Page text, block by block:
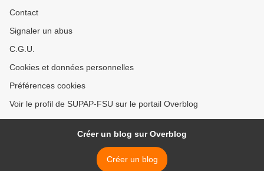
Contact
Signaler un abus
C.G.U.
Cookies et données personnelles
Préférences cookies
Voir le profil de SUPAP-FSU sur le portail Overblog
Créer un blog sur Overblog
Créer un blog